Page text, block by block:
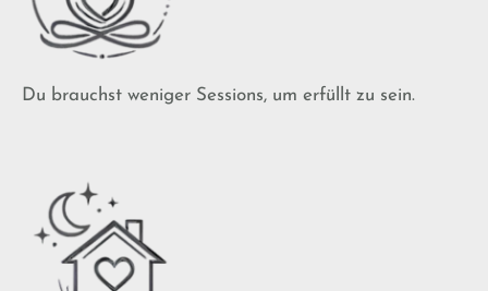
Du brauchst weniger Sessions, um erfüllt zu sein.